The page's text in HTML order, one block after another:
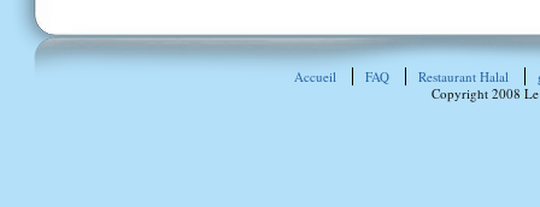
Accueil FAQ Restaurant Halal
Copyright 2008